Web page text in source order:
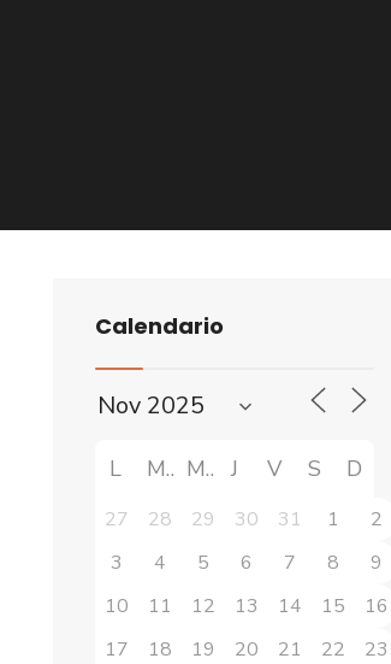
Calendario
L M M J V S D
27 28 29 30 31 1
2
3
4 5 6 7 8
9
10
11 12 13 14 15
16
17
18 19 20 21 22
23